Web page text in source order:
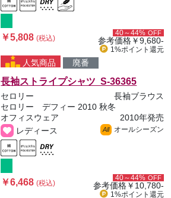
￥5,808(税込)
40～44% OFF
参考価格￥9,680-
1%ポイント 還元
人気商品 廃番
長袖ストライプシャツ S-36365
セロリー
長袖ブラウス
セロリー デフィー 2010 秋冬
オフィスウェア
2010年発売
レディース
All オールシーズン
￥6,468(税込)
40～44% OFF
参考価格￥10,780-
1%ポイント 還元